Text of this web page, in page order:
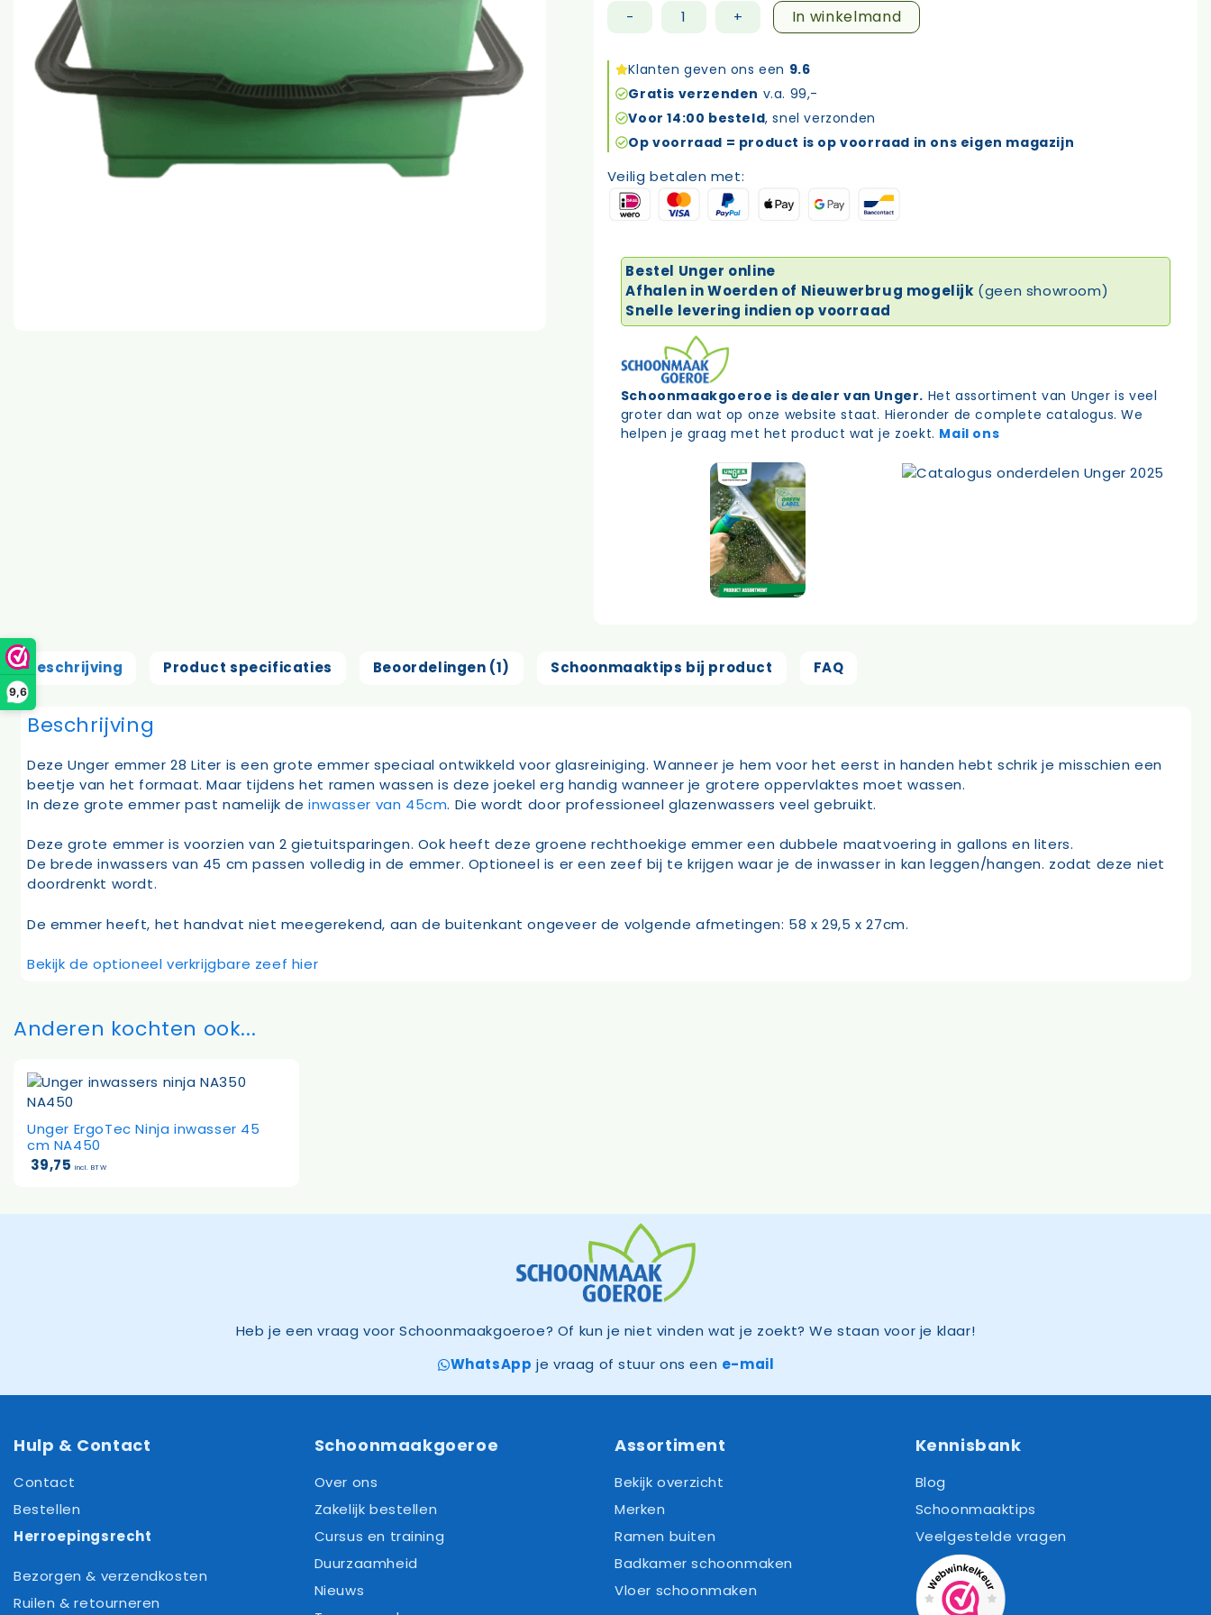
9,6
-
28
Liter
qb220
aantal
+ In winkelmand
Klanten geven ons een 9.6
Gratis verzenden v.a. 99,-
Voor 14:00 besteld, snel verzonden
Op voorraad = product is op voorraad in ons eigen magazijn
Veilig betalen met:
Bestel Unger online
Afhalen in Woerden of Nieuwerbrug mogelijk (geen showroom)
Snelle levering indien op voorraad
Schoonmaakgoeroe is dealer van Unger. Het assortiment van Unger is veel
groter dan wat op onze website staat. Hieronder de complete catalogus. We
helpen je graag met het product wat je zoekt. Mail ons
Beschrijving Product specificaties Beoordelingen (1) Schoonmaaktips bij product FAQ
Beschrijving
Deze Unger emmer 28 Liter is een grote emmer speciaal ontwikkeld voor glasreiniging. Wanneer je hem voor het eerst in handen hebt schrik je misschien een
beetje van het formaat. Maar tijdens het ramen wassen is deze joekel erg handig wanneer je grotere oppervlaktes moet wassen.
In deze grote emmer past namelijk deinwasser van 45cm. Die wordt door professioneel glazenwassers veel gebruikt.
Deze grote emmer is voorzien van 2 gietuitsparingen. Ook heeft deze groene rechthoekige emmer een dubbele maatvoering in gallons en liters.
De brede inwassers van 45 cm passen volledig in de emmer. Optioneel is er een zeef bij te krijgen waar je de inwasser in kan leggen/hangen. zodat deze niet
doordrenkt wordt.
De emmer heeft, het handvat niet meegerekend, aan de buitenkant ongeveer de volgende afmetingen: 58 x 29,5 x 27cm.
Bekijk de optioneel verkrijgbare zeef hier
Anderen kochten ook...
Unger ErgoTec Ninja inwasser 45
cm NA450
39,75 incl. BTW
Heb je een vraag voor Schoonmaakgoeroe? Of kun je niet vinden wat je zoekt? We staan voor je klaar!
WhatsApp je vraag of stuur ons een e-mail
Hulp & Contact
Contact
Bestellen
Herroepingsrecht
Bezorgen & verzendkosten
Ruilen & retourneren
Schoonmaakgoeroe
Over ons
Zakelijk bestellen
Cursus en training
Duurzaamheid
Nieuws
Assortiment
Bekijk overzicht
Merken
Ramen buiten
Badkamer schoonmaken
Vloer schoonmaken
Kennisbank
Blog
Schoonmaaktips
Veelgestelde vragen